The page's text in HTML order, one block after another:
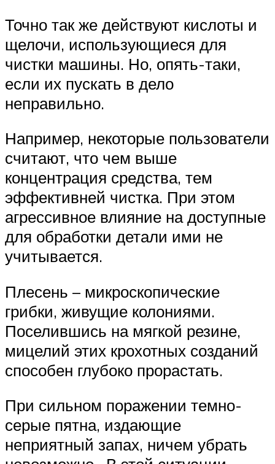
Точно так же действуют кислоты и
щелочи, использующиеся для
чистки машины. Но, опять-таки,
если их пускать в дело
неправильно.
Например, некоторые пользователи
считают, что чем выше
концентрация средства, тем
эффективней чистка. При этом
агрессивное влияние на доступные
для обработки детали ими не
учитывается.
Плесень – микроскопические
грибки, живущие колониями.
Поселившись на мягкой резине,
мицелий этих крохотных созданий
способен глубоко прорастать.
При сильном поражении темно-
серые пятна, издающие
неприятный запах, ничем убрать